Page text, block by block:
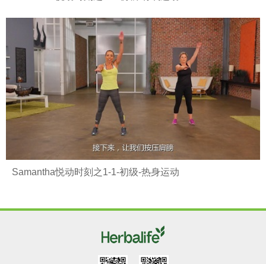
Samantha悦动时刻之1-1-初级-热身运动